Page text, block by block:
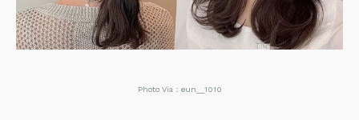
Photo Via：eun__1010